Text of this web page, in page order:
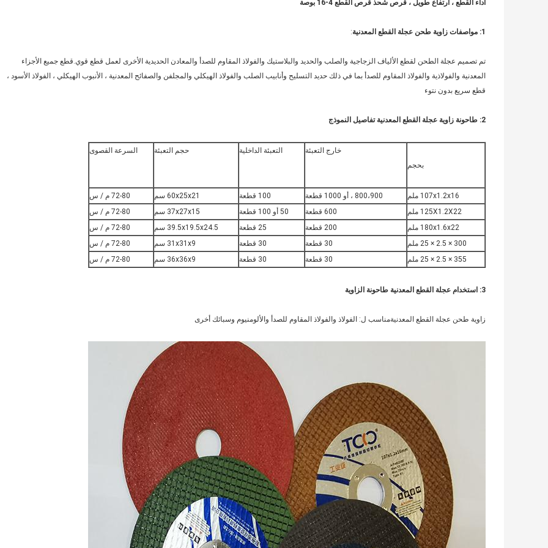
أداء القطع ، ارتفاع طويل ، قرص شحذ قرص القطع 4-16 بوصة
1: مواصفات زاوية طحن عجلة القطع المعدنية :
تم تصميم عجلة الطحن لقطع الألياف الزجاجية والصلب والحديد والبلاستيك والفولاذ المقاوم للصدأ والمعادن الحديدية الأخرى لعمل قطع قوي.قطع جميع الأجزاء
المعدنية والفولاذية والفولاذ المقاوم للصدأ بما في ذلك حديد التسليح وأنابيب الصلب والفولاذ الهيكلي والمجلفن والصفائح المعدنية ، الأنبوب الهيكلي ، الفولاذ الأسود ،
قطع سريع بدون نتوء
2: طاحونة زاوية عجلة القطع المعدنية تفاصيل النموذج
بحجم
خارج التعبئة التعبئة الداخلية حجم التعبئة السرعة القصوى
107x1.2x16 ملم 800،900 ، أو 1000 قطعة 100 قطعة 60x25x21 سم
72-80 م / س
125X1.2X22 ملم
600 قطعة 50 أو 100 قطعة 37x27x15 سم
72-80 م / س
180x1.6x22 ملم
200 قطعة 25 قطعة 39.5x19.5x24.5 سم
72-80 م / س
300 × 2.5 × 25 ملم
30 قطعة 30 قطعة 31x31x9 سم
72-80 م / س
355 × 2.5 × 25 ملم
30 قطعة 30 قطعة 36x36x9 سم 72-80 م / س
3: استخدام عجلة القطع المعدنية طاحونة الزاوية
زاوية طحن عجلة القطع المعدنيةمناسب ل: الفولاذ والفولاذ المقاوم للصدأ والألومنيوم وسبائك أخرى